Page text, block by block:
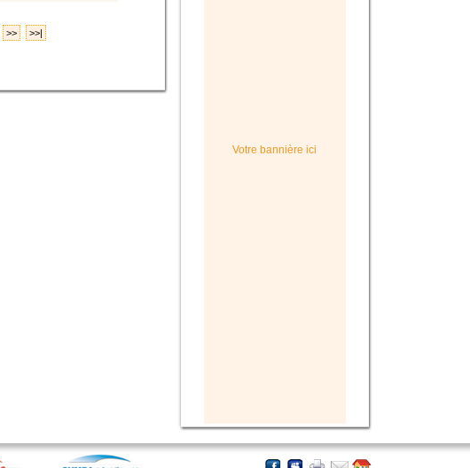
>> >>|
Votre bannière ici